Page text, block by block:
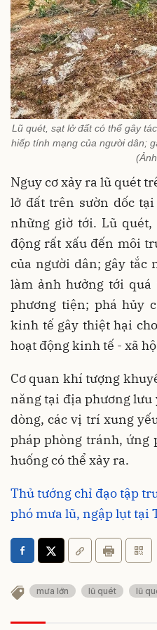
Lũ quét, sạt lở đất có thể gây
hiếp tính mạng của người dân;
Nguy cơ xảy ra lũ quét
lở đất trên sườn dốc
những giờ tới. Lũ quét,
động rất xấu đến môi
của người dân; gây tắc
làm ảnh hưởng tới
phương tiện; phá hủy
kinh tế gây thiệt hại
hoạt động kinh tế - xã
Cơ quan khí tượng
năng tại địa phương lưu
dòng, các vị trí xung
pháp phòng tránh,
huống có thể xảy ra.
Thủ tướng chỉ đạo tập
phó mưa lũ, ngập lụt tại
mưa lớn lũ quét lũ